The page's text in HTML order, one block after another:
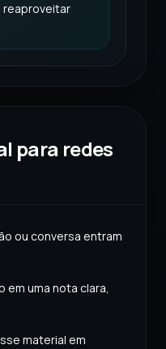
reaproveitar
para redes
ou conversa entram
em uma nota clara,
material em